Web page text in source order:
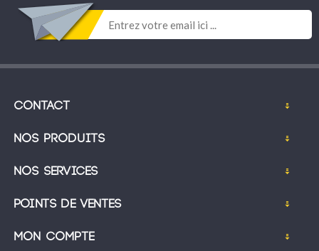
Contact
Nos produits
Nos services
Points de ventes
Mon compte